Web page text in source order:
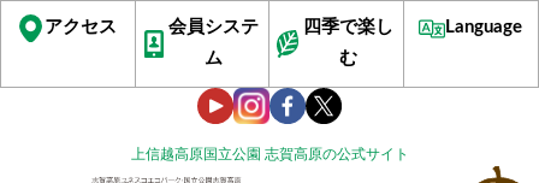
上信越高原国立公園 志賀高原の公式サイト
アクセス
会員システ
ム
四季で楽し
む
Language